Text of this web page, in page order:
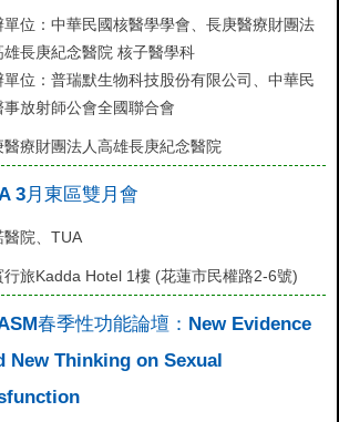
單位：中華民國核醫學學會、長庚醫療財團法
雄長庚紀念醫院 核子醫學科
單位：普瑞默生物科技股份有限公司、中華民
事放射師公會全國聯合會
醫療財團法人高雄長庚紀念醫院
3月東區雙月會
醫院、TUA
行旅Kadda Hotel 1樓 (花蓮市民權路2-6號)
春季性功能論壇：New Evidence
New Thinking on Sexual